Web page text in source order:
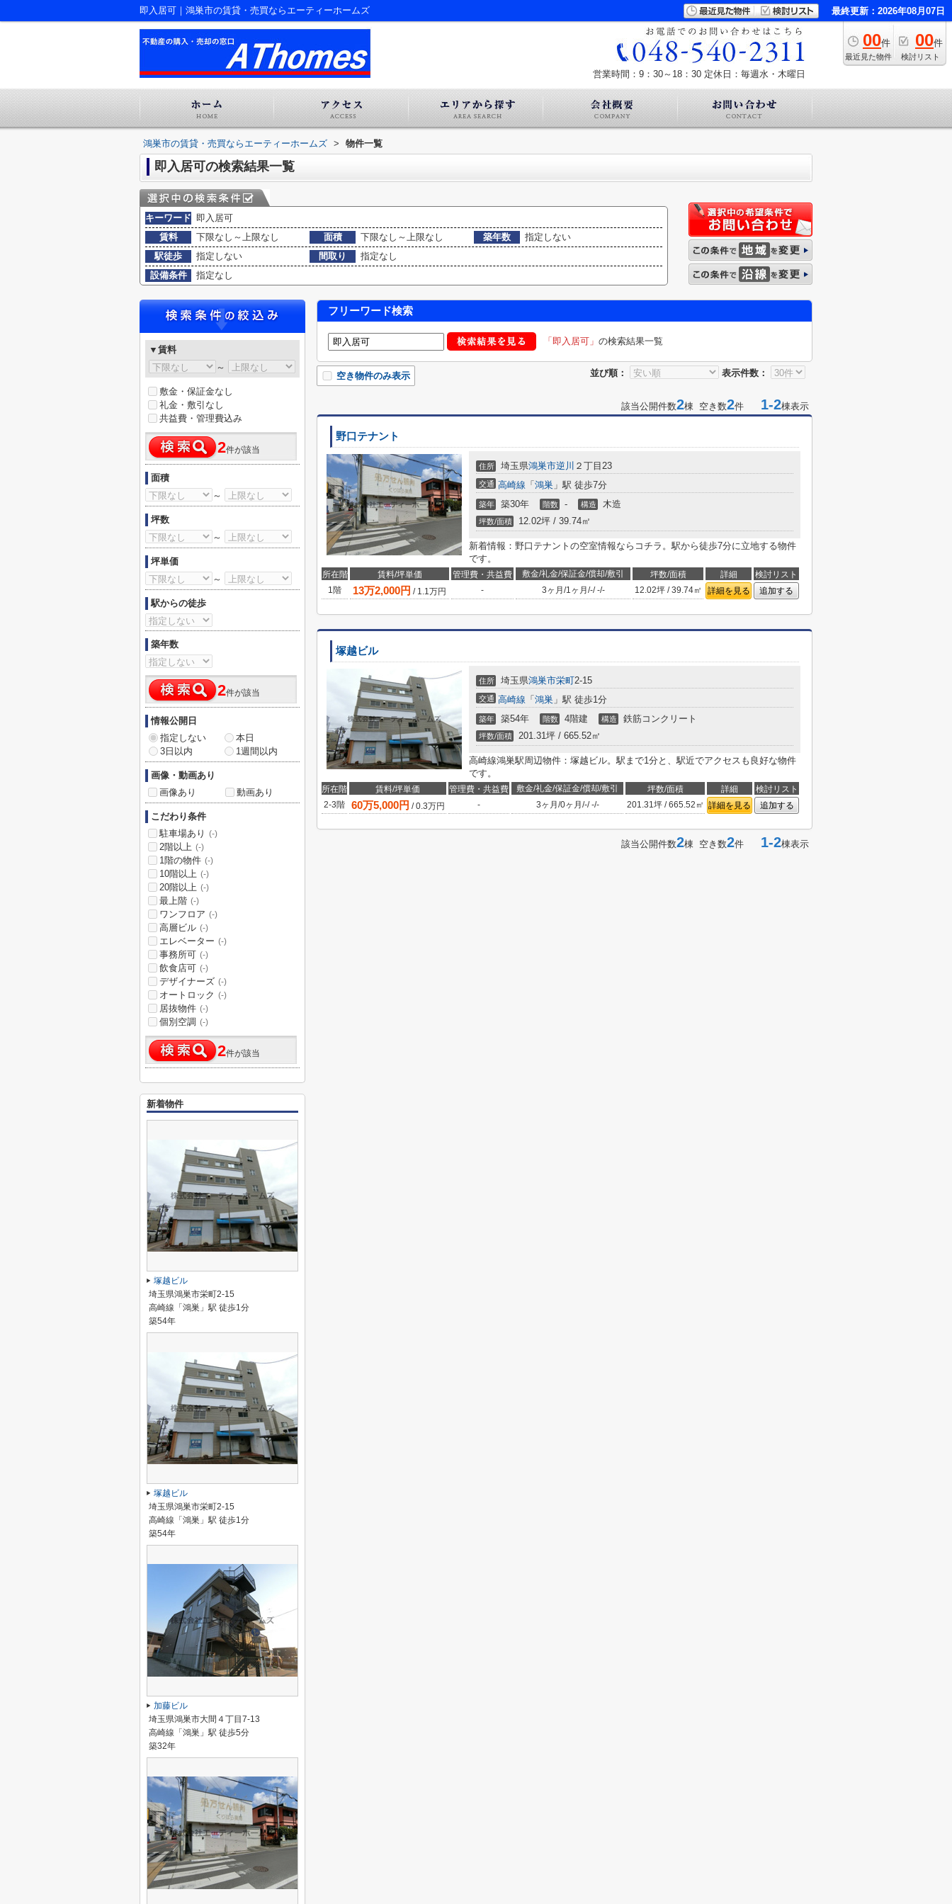
即入居可｜鴻巣市の賃貸・売買ならエーティーホームズ 最終更新：2026年08月07日
00件
最近見た物件
00件
検討リスト
営業時間：9：30～18：30 定休日：毎週水・木曜日
鴻巣市の賃貸・売買ならエーティーホームズ > 物件一覧
即入居可の検索結果一覧
キーワード 即入居可
賃料
下限なし～上限なし 面積 下限なし～上限なし 築年数
指定しない
駅徒歩
指定しない 間取り
指定なし
設備条件
指定なし
フリーワード検索
「即入居可」 の検索結果一覧
並び順： 表示件数：
空き物件のみ表示
該当公開件数2棟 空き数2件 1-2棟表示
野口テナント
住所 埼玉県鴻巣市逆川 ２丁目23
交通 高崎線 「 鴻巣 」駅 徒歩7分
築年 築30年 階数 - 構造 木造
坪数/面積 12.02坪 / 39.74㎡
新着情報：野口テナントの空室情報ならコチラ。駅から徒歩7分に立地する物件
です。
所在階 賃料/坪単価 管理費・共益費 敷金/礼金/保証金/償却/敷引 坪数/面積 詳細
検討リスト
1階
13万2,000円 / 1.1万円 - 3ヶ月 /1ヶ月 /-/-/- 12.02坪 / 39.74㎡ 詳細を見る 追加する
塚越ビル
住所 埼玉県鴻巣市栄町2-15
交通 高崎線 「 鴻巣 」駅 徒歩1分
築年 築54年 階数 4階建 構造 鉄筋コンクリート
坪数/面積 201.31坪 / 665.52㎡
高崎線鴻巣駅周辺物件：塚越ビル。駅まで1分と、駅近でアクセスも良好な物件
です。
所在階 賃料/坪単価 管理費・共益費 敷金/礼金/保証金/償却/敷引 坪数/面積 詳細
検討リスト
2-3階
60万5,000円 /0.3万円 - 3ヶ月 /0ヶ月 /-/-/- 201.31坪 / 665.52㎡ 詳細を見る 追加する
該当公開件数2棟 空き数2件 1-2棟表示
▼賃料
～
敷金・保証金なし
礼金・敷引なし
共益費・管理費込み
2件が該当
面積
～
坪数
～
坪単価
～
駅からの徒歩
築年数
2件が該当
情報公開日
指定しない
本日
3日以内
1週間以内
画像・動画あり
画像あり
動画あり
こだわり条件
駐車場あり
(-)
2階以上 (-)
1階の物件 (-)
10階以上 (-)
20階以上 (-)
最上階 (-)
ワンフロア (-)
高層ビル (-)
エレベーター (-)
事務所可 (-)
飲食店可 (-)
デザイナーズ (-)
オートロック (-)
居抜物件 (-)
個別空調 (-)
2件が該当
新着物件
塚越ビル
埼玉県鴻巣市栄町2-15
高崎線「鴻巣」駅 徒歩1分
築54年
塚越ビル
埼玉県鴻巣市栄町2-15
高崎線「鴻巣」駅 徒歩1分
築54年
加藤ビル
埼玉県鴻巣市大間４丁目7-13
高崎線「鴻巣」駅 徒歩5分
築32年